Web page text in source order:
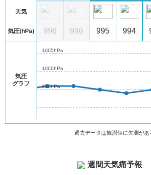
天気
気圧(hPa)
気圧
グラフ
995 996 996 995 994
995hPa
1000hPa
1005hPa
過去データは観測値に欠測があ
週間天気痛予報